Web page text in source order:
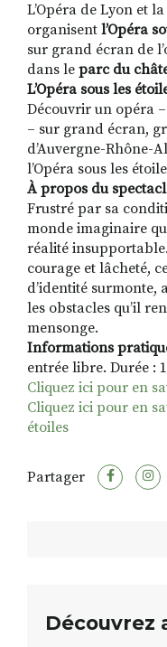
L’Opéra de Lyon et
organisent l’Opéra
sur grand écran de
dans le parc du
L’Opéra sous les
Découvrir un opéra
– sur grand écran,
d’Auvergne-Rhône-
l’Opéra sous les
À propos du
Frustré par sa
monde imaginaire
réalité
courage et lâcheté,
d’identité surmonte,
les obstacles qu’il
mensonge.
Informations
entrée libre. Durée :
Cliquez ici pour en
Cliquez ici pour en
étoiles
Partager
Découvrez